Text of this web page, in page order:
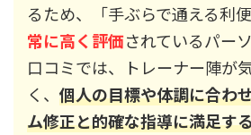
るため、「手ぶらで通える利
常に高く評価されているパー
口コミでは、トレーナー陣が
く、 個人の目標や体調に合わ
ム修正と的確な指導に満足す